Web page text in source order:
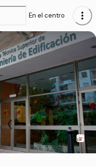
En el centro more_vert